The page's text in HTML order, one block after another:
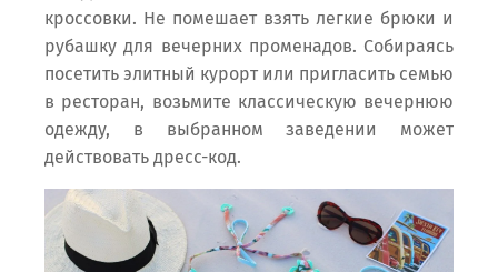
кроссовки. Не помешает взять легкие брюки и
рубашку для вечерних променадов. Собираясь
посетить элитный курорт или пригласить семью
в ресторан, возьмите классическую вечернюю
одежду, в выбранном заведении может
действовать дресс-код.